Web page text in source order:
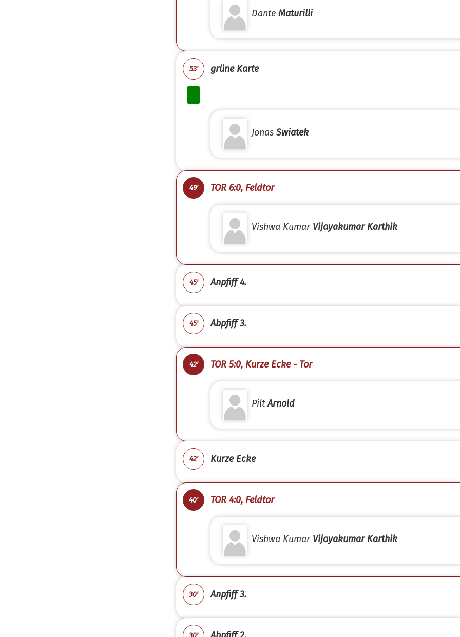
Dante Maturilli
53' grüne Karte
Jonas Swiatek
49' TOR 6:0, Feldtor
Vishwa Kumar Vijayakumar Karthik
45' Anpfiff 4.
45' Abpfiff 3.
42' TOR 5:0, Kurze Ecke - Tor
PiltArnold
42' Kurze Ecke
40' TOR 4:0, Feldtor
Vishwa Kumar Vijayakumar Karthik
30' Anpfiff 3.